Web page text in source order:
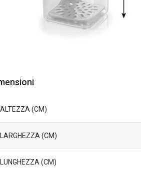
ALTEZZA (CM)
LARGHEZZA (CM)
LUNGHEZZA (CM)